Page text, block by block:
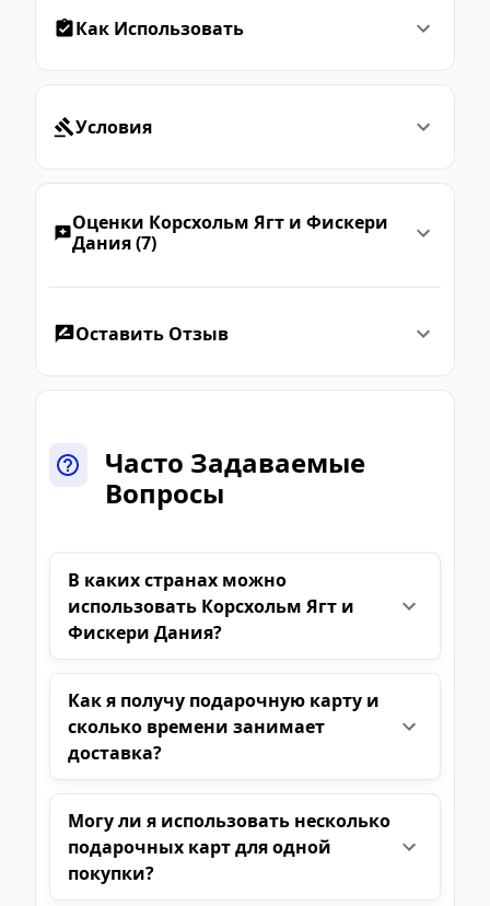
Как Использовать
Условия
Оценки Корсхольм Ягт и Фискери
Дания (7)
Оставить Отзыв
Часто Задаваемые
Вопросы
В каких странах можно
использовать Корсхольм Ягт и
Фискери Дания?
Как я получу подарочную карту и
сколько времени занимает
доставка?
Могу ли я использовать несколько
подарочных карт для одной
покупки?